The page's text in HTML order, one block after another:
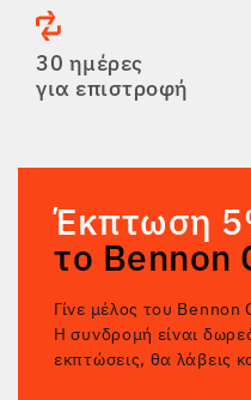
30 ημέρες
για επιστροφή
Έκπτωση
το Bennon
Γίνε μέλος του
Η συνδρομή είναι
εκπτώσεις, θα λάβεις